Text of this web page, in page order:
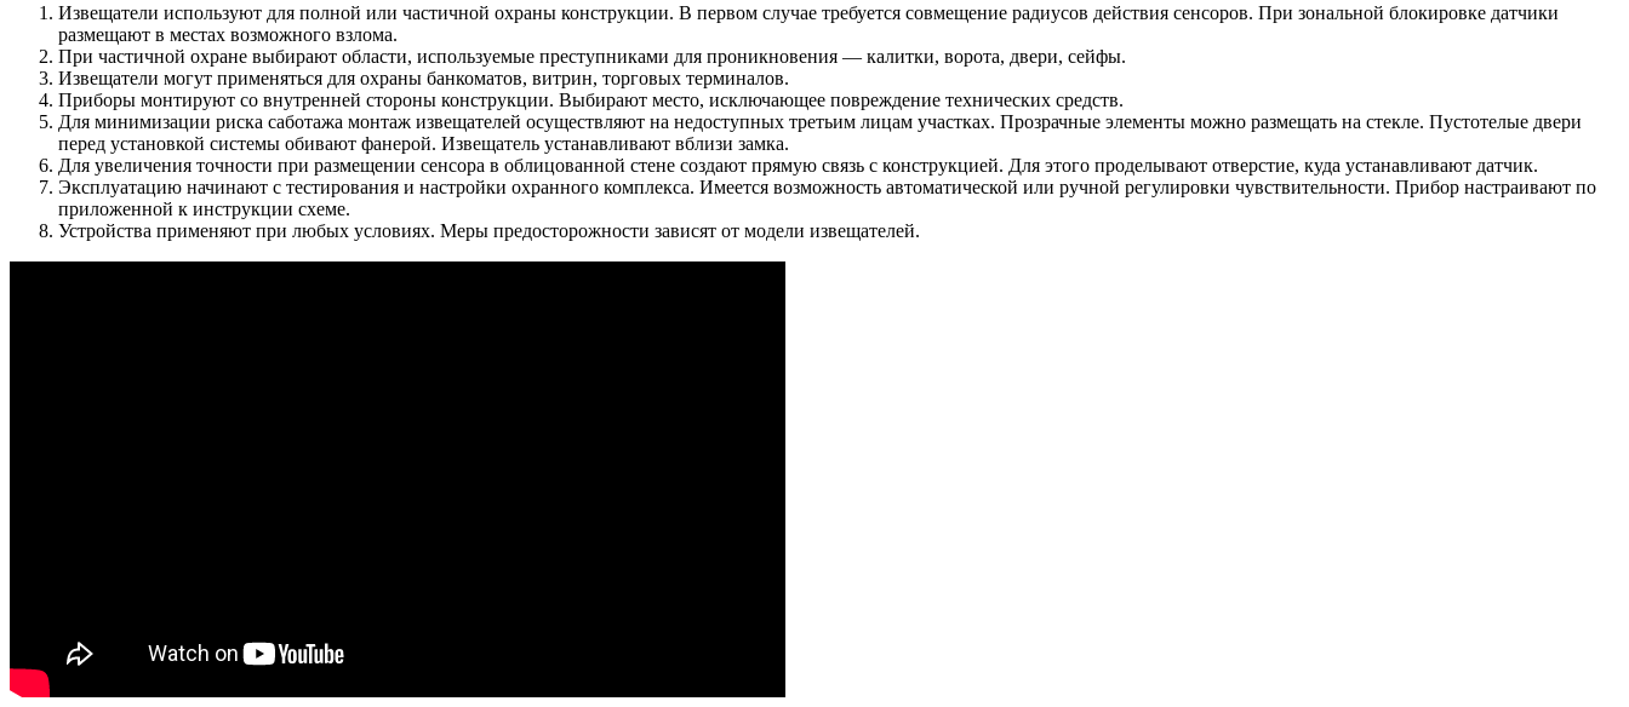
Извещатели используют для полной или частичной охраны конструкции. В первом случае требуется совмещение радиусов действия сенсоров. При зональной блокировке датчики
размещают в местах возможного взлома.
При частичной охране выбирают области, используемые преступниками для проникновения — калитки, ворота, двери, сейфы.
Извещатели могут применяться для охраны банкоматов, витрин, торговых терминалов.
Приборы монтируют со внутренней стороны конструкции. Выбирают место, исключающее повреждение технических средств.
Для минимизации риска саботажа монтаж извещателей осуществляют на недоступных третьим лицам участках. Прозрачные элементы можно размещать на стекле. Пустотелые двери
перед установкой системы обивают фанерой. Извещатель устанавливают вблизи замка.
Для увеличения точности при размещении сенсора в облицованной стене создают прямую связь с конструкцией. Для этого проделывают отверстие, куда устанавливают датчик.
Эксплуатацию начинают с тестирования и настройки охранного комплекса. Имеется возможность автоматической или ручной регулировки чувствительности. Прибор настраивают по
приложенной к инструкции схеме.
Устройства применяют при любых условиях. Меры предосторожности зависят от модели извещателей.